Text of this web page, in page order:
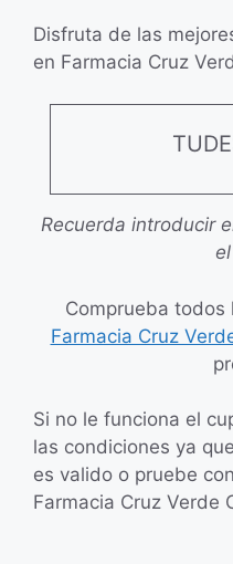
Disfruta de las
en Farmacia Cruz
Recuerda introducir
Comprueba todos
Farmacia Cruz
Si no le funciona el
las condiciones ya
es valido o pruebe
Farmacia Cruz Verde